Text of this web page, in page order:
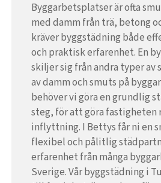
Byggarbetsplatser är ofta
med damm från trä, betong
kräver byggstädning både
och praktisk erfarenhet. En
skiljer sig från andra typer av
av damm och smuts på
behöver vi göra en grundlig
steg, för att göra fastigheten
inflyttning. I Bettys får ni en
flexibel och pålitlig
erfarenhet från många
Sverige. Vår byggstädning i